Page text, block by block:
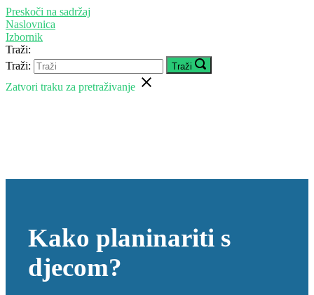
Preskoči na sadržaj
Naslovnica
Izbornik
Traži:
Traži:
Traži
Zatvori traku za pretraživanje
Kako planinariti s
djecom?